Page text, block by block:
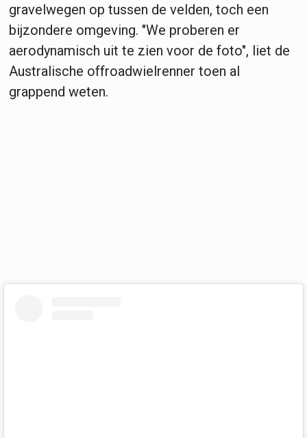
gravelwegen op tussen de velden, toch een
bijzondere omgeving. "We proberen er
aerodynamisch uit te zien voor de foto", liet de
Australische offroadwielrenner toen al
grappend weten.